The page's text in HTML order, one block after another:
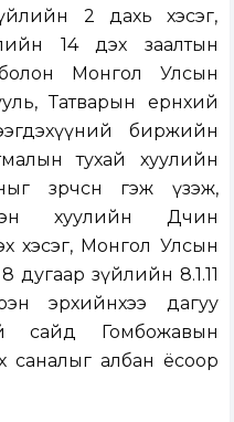
2 дахь хэсэг,
14 дэх заалтын
болон Монгол Улсын
Татварын ерөнхий
биржийн
тухай хуулийн
зөрчсөн гэж үзэж,
хуулийн Дөчин
хэсэг, Монгол Улсын
дугаар зүйлийн 8.1.11
эрхийнхээ дагуу
сайд Гомбожавын
саналыг албан ёсоор